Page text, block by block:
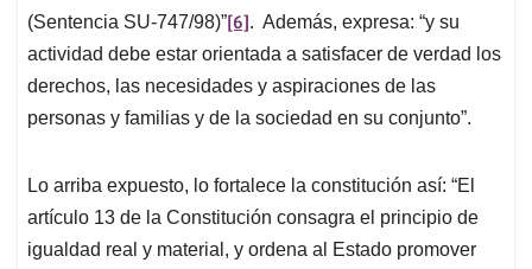
(Sentencia SU-747/98)”[6]. Además, expresa: “y su
actividad debe estar orientada a satisfacer de verdad los
derechos, las necesidades y aspiraciones de las
personas y familias y de la sociedad en su conjunto”.
Lo arriba expuesto, lo fortalece la constitución así: “El
artículo 13 de la Constitución consagra el principio de
igualdad real y material, y ordena al Estado promover